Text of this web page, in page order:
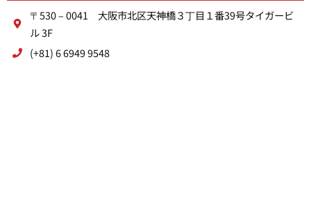
〒530 – 0041 大阪市北区天神橋３丁目１番39号タイガービ
ル 3F
(+81) 6 6949 9548